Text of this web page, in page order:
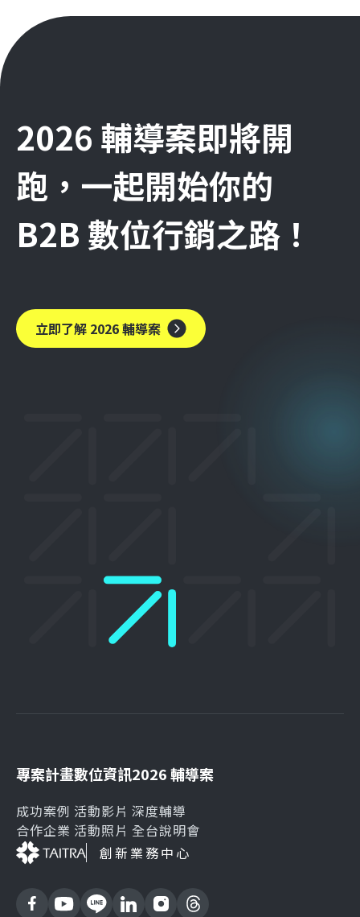
2026 輔導案即將開
跑，一起開始你的
B2B 數位行銷之路！
立即了解 2026 輔導案
專案計畫
成功案例
合作企業
數位資訊
活動影片
活動照片
2026 輔導案
深度輔導
全台說明會
創新業務中心